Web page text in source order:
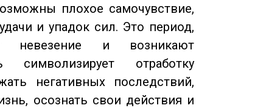
плохое самочувствие,
и упадок сил. Это период,
невезение и возникают
отработку
негативных последствий,
осознать свои действия и